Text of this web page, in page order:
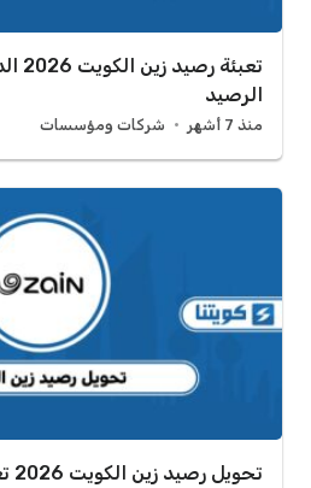
الرصيد
منذ 7 أشهر شركات ومؤسسات